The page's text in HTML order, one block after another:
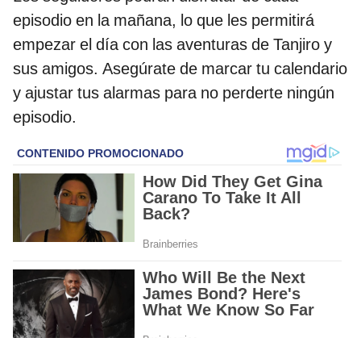
episodio en la mañana, lo que les permitirá
empezar el día con las aventuras de Tanjiro y
sus amigos. Asegúrate de marcar tu calendario
y ajustar tus alarmas para no perderte ningún
episodio.